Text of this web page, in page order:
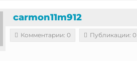
carmon11m912
Комментарии: 0 Публикации: 0